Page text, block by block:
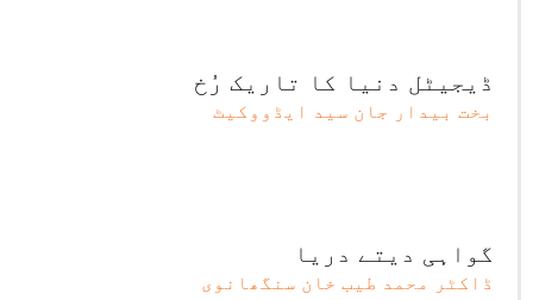
ڈیجیٹل دنیا کا تاریک رُخ
بخت بیدار جان سید ایڈووکیٹ
گواہی دیتے دریا
ڈاکٹر محمد طیب خان سنگھانوی